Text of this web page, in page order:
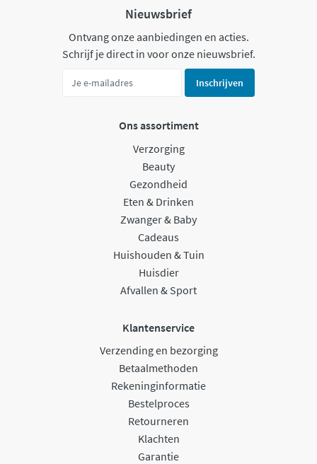
Nieuwsbrief
Ontvang onze aanbiedingen en acties.
Schrijf je direct in voor onze nieuwsbrief.
Inschrijven
Ons assortiment
Verzorging
Beauty
Gezondheid
Eten & Drinken
Zwanger & Baby
Cadeaus
Huishouden & Tuin
Huisdier
Afvallen & Sport
Klantenservice
Verzending en bezorging
Betaalmethoden
Rekeninginformatie
Bestelproces
Retourneren
Klachten
Garantie